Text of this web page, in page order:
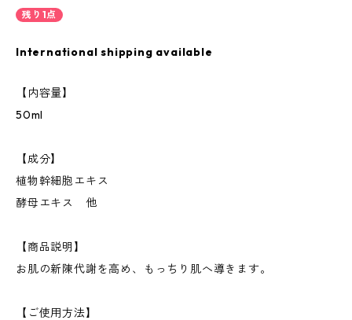
残り1点
International shipping available
【内容量】
50ml
【成分】
植物幹細胞エキス
酵母エキス 他
【商品説明】
お肌の新陳代謝を高め、もっちり肌へ導きます。
【ご使用方法】